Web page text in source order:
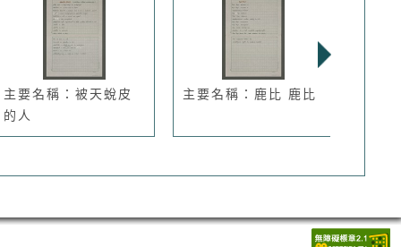
主要名稱：被天蛻皮
的人
主要名稱：鹿比 鹿比